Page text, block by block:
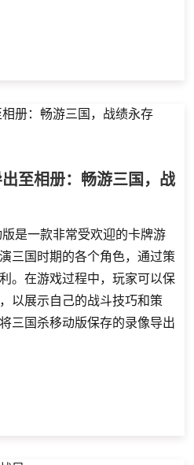
至相册：畅游三国，战
是一款非常受欢迎的卡牌游
三国时期的各个角色，通过策
。在游戏过程中，玩家可以保
以展示自己的战斗技巧和策
三国杀移动版保存的录像导出